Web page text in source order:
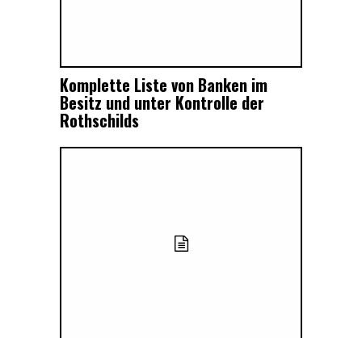
Komplette Liste von Banken im
Besitz und unter Kontrolle der
Rothschilds